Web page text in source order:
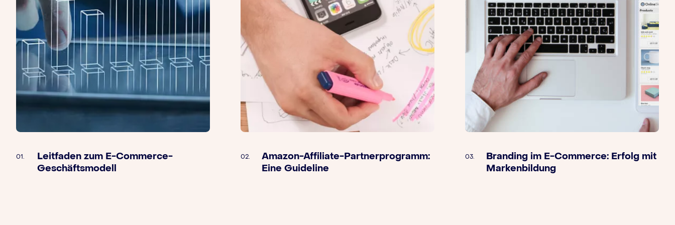
01.
Leitfaden zum E-Commerce-
Geschäftsmodell
02.
Amazon-Affiliate-Partnerprogramm:
Eine Guideline
03.
Branding im E-Commerce: Erfolg mit
Markenbildung